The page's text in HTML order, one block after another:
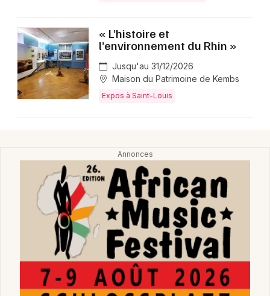
« L’histoire et
l’environnement du Rhin »
Jusqu'au 31/12/2026
Maison du Patrimoine de Kembs
Expos à Saint-Louis